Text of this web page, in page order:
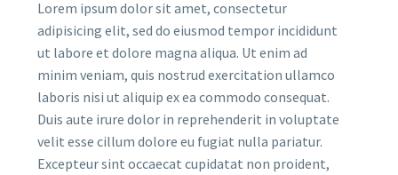
Lorem ipsum dolor sit amet, consectetur
adipisicing elit, sed do eiusmod tempor incididunt
ut labore et dolore magna aliqua. Ut enim ad
minim veniam, quis nostrud exercitation ullamco
laboris nisi ut aliquip ex ea commodo consequat.
Duis aute irure dolor in reprehenderit in voluptate
velit esse cillum dolore eu fugiat nulla pariatur.
Excepteur sint occaecat cupidatat non proident,